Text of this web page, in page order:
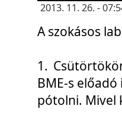
2013. 11. 26. -
A szokásos
1.
BME-s
pótolni. Mivel